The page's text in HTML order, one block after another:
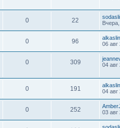
0 22
0 96
06 авг
0 309
04 авг
0 191
04 авг
0 252
03 авг